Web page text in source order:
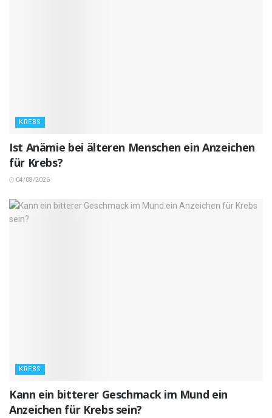
KREBS
Ist Anämie bei älteren Menschen ein Anzeichen
für Krebs?
04/08/2026
KREBS
Kann ein bitterer Geschmack im Mund ein
Anzeichen für Krebs sein?